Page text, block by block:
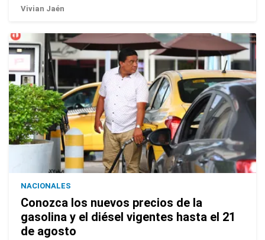
Vivian Jaén
NACIONALES
Conozca los nuevos precios de la
gasolina y el diésel vigentes hasta el 21
de agosto